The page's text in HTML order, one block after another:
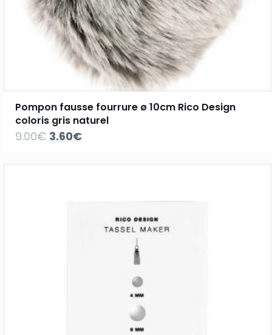
Pompon fausse fourrure ø 10cm Rico Design
coloris gris naturel
9.00€ Le
3.60€Le